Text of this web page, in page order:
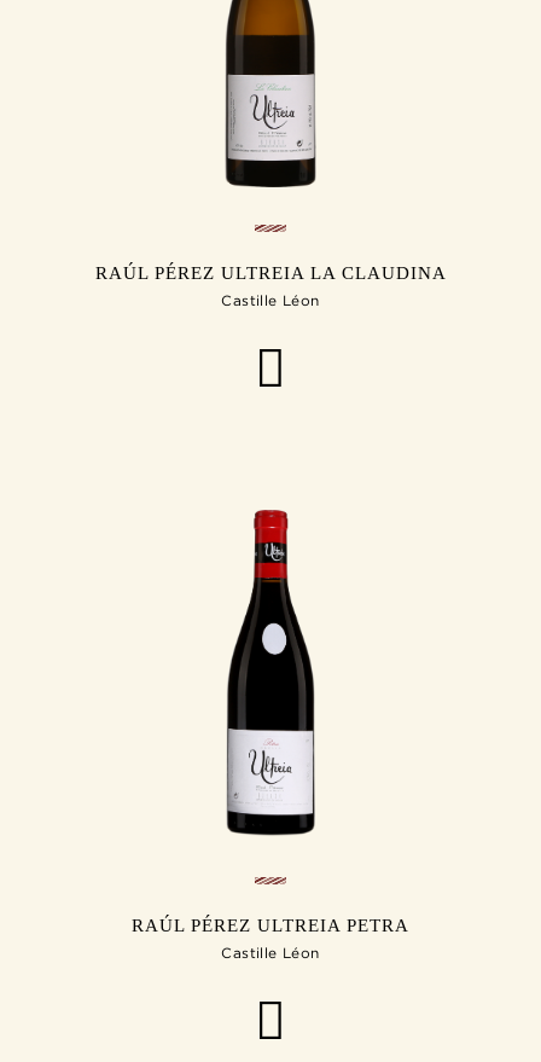
RAÚL PÉREZ ULTREIA LA CLAUDINA
Castille Léon
RAÚL PÉREZ ULTREIA PETRA
Castille Léon